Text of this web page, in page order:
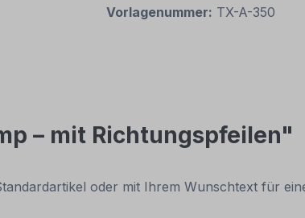
Vorlagenummer: TX-A-350
– mit Richtungspfeilen"
oder mit Ihrem Wunschtext für